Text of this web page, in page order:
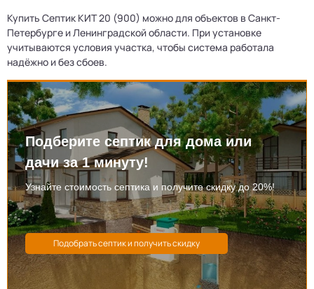
Купить Септик КИТ 20 (900) можно для объектов в Санкт-
Петербурге и Ленинградской области. При установке
учитываются условия участка, чтобы система работала
надёжно и без сбоев.
Подберите септик для дома или
дачи за 1 минуту!
Узнайте стоимость септика и получите скидку до 20%!